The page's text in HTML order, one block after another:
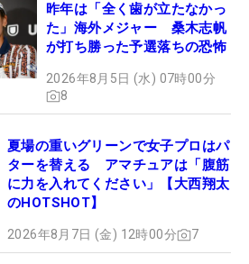
昨年は「全く歯が立たなかっ
た」海外メジャー 桑木志帆
が打ち勝った予選落ちの恐怖
2026年8月5日 (水) 07時00分
8
夏場の重いグリーンで女子プロはパ
ターを替える アマチュアは「腹筋
に力を入れてください」【大西翔太
のHOTSHOT】
2026年8月7日 (金) 12時00分 7